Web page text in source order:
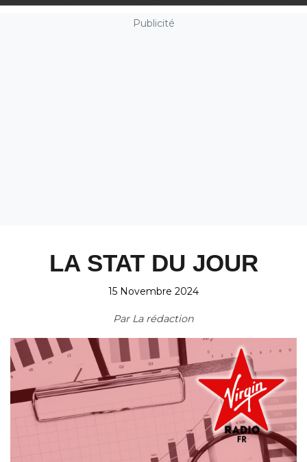
Publicité
LA STAT DU JOUR
15 Novembre 2024
Par La rédaction